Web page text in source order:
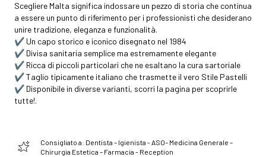
Scegliere Malta significa indossare un pezzo di storia che continua
a essere un punto di riferimento per i professionisti che desiderano
unire tradizione, eleganza e funzionalità.
✔️ Un capo storico e iconico disegnato nel 1984
✔️ Divisa sanitaria semplice ma estremamente elegante
✔️ Ricca di piccoli particolari che ne esaltano la cura sartoriale
✔️ Taglio tipicamente italiano che trasmette il vero Stile Pastelli
✔️ Disponibile in diverse varianti, scorri la pagina per scoprirle
tutte!.
Consigliato a: Dentista – Igienista - ASO– Medicina Generale –
Chirurgia Estetica – Farmacia - Reception